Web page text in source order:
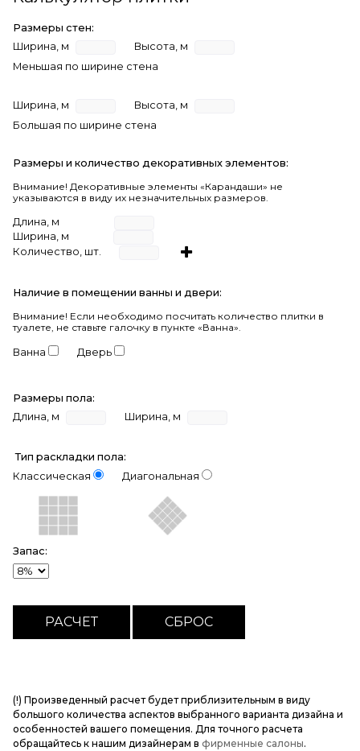
Размеры стен:
Ширина, м
Высота, м
Меньшая по ширине стена
Ширина, м
Высота, м
Большая по ширине стена
Размеры и количество декоративных элементов:
Внимание! Декоративные элементы «Карандаши» не
указываются в виду их незначительных размеров.
Длина, м
Ширина, м
Количество, шт.
Наличие в помещении ванны и двери:
Внимание! Если необходимо посчитать количество плитки в
туалете, не ставьте галочку в пункте «Ванна».
Ванна Дверь
Размеры пола:
Длина, м
Ширина, м
Тип раскладки пола:
Классическая
Диагональная
Запас:
(!) Произведенный расчет будет приблизительным в виду
большого количества аспектов выбранного варианта дизайна и
особенностей вашего помещения. Для точного расчета
обращайтесь к нашим дизайнерам в фирменные салоны.